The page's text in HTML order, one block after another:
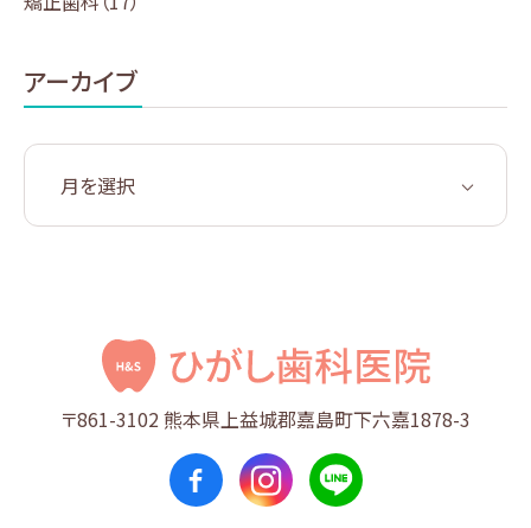
アーカイブ
〒861-3102熊本県上益城郡嘉島町下六嘉1878-3